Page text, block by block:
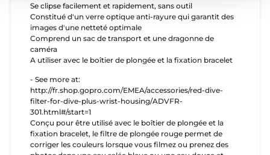
Se clipse facilement et rapidement, sans outil
Constitué d'un verre optique anti-rayure qui garantit des
images d'une netteté optimale
Comprend un sac de transport et une dragonne de
caméra
A utiliser avec le boîtier de plongée et la fixation bracelet
- See more at:
http://fr.shop.gopro.com/EMEA/accessories/red-dive-
filter-for-dive-plus-wrist-housing/ADVFR-
301.html#/start=1
Conçu pour être utilisé avec le boîtier de plongée et la
fixation bracelet, le filtre de plongée rouge permet de
corriger les couleurs lorsque vous filmez ou prenez des